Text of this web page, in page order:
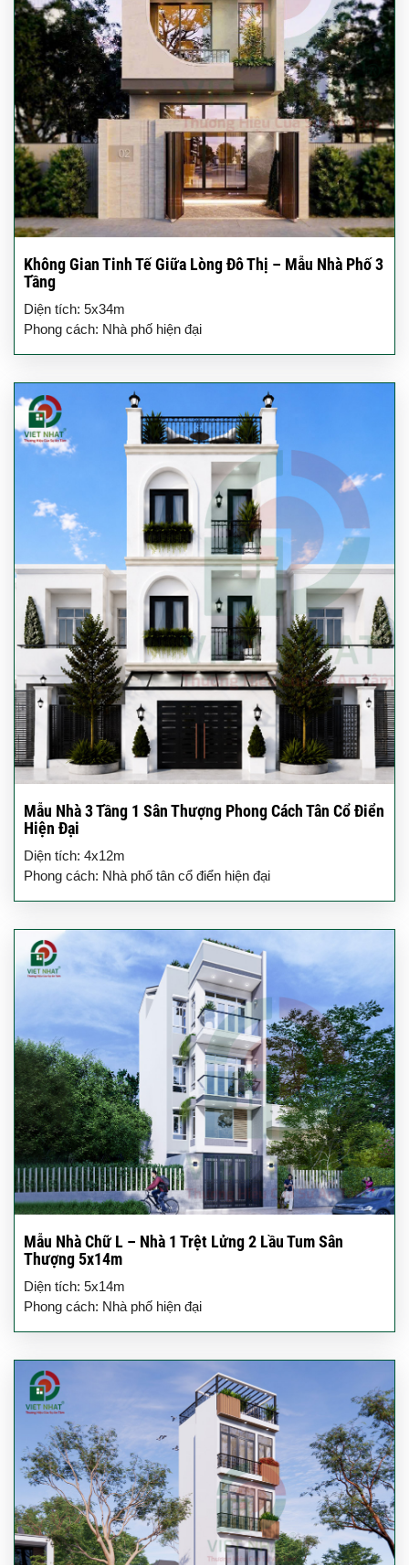
Không Gian Tinh Tế Giữa Lòng Đô Thị – Mẫu Nhà Phố 3
Tầng
Diện tích: 5x34m
Phong cách: Nhà phố hiện đại
Mẫu Nhà 3 Tầng 1 Sân Thượng Phong Cách Tân Cổ Điển
Hiện Đại
Diện tích: 4x12m
Phong cách: Nhà phố tân cổ điển hiện đại
Mẫu Nhà Chữ L – Nhà 1 Trệt Lửng 2 Lầu Tum Sân
Thượng 5x14m
Diện tích: 5x14m
Phong cách: Nhà phố hiện đại